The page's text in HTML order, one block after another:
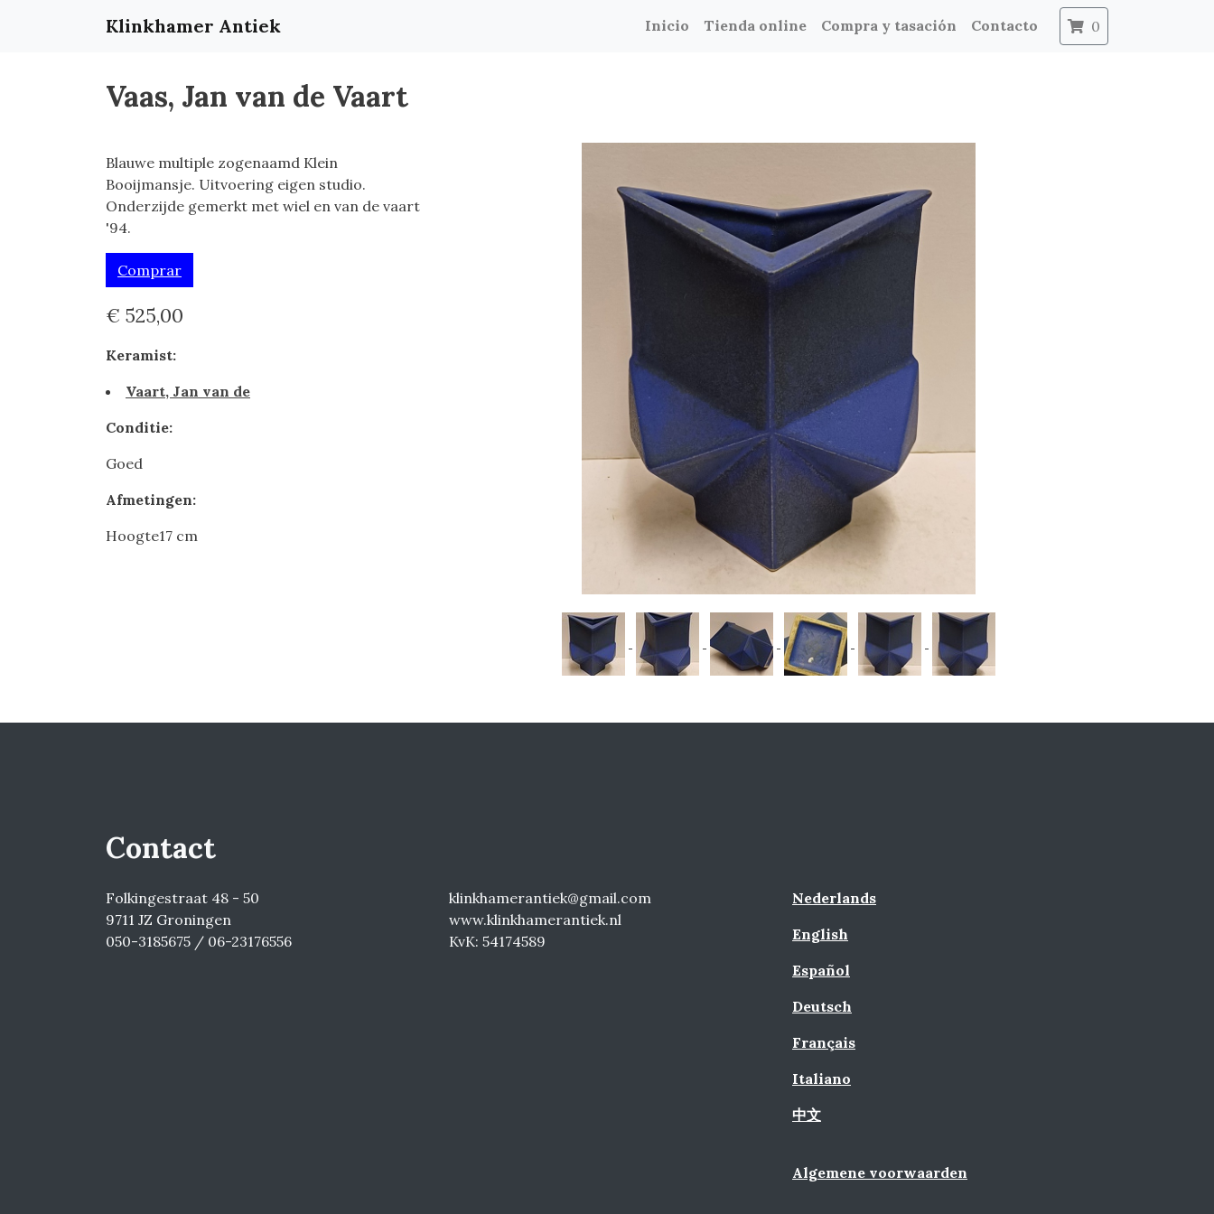
Klinkhamer Antiek Inicio Tienda online Compra y tasación Contacto 0
Vaas, Jan van de Vaart
Blauwe multiple zogenaamd Klein
Booijmansje. Uitvoering eigen studio.
Onderzijde gemerkt met wiel en van de vaart
'94.
Comprar
€ 525,00
Keramist:
Vaart, Jan van de
Conditie:
Goed
Afmetingen:
Hoogte17 cm
Contact
Folkingestraat 48 - 50
9711 JZ Groningen
050-3185675 / 06-23176556
klinkhamerantiek@gmail.com
www.klinkhamerantiek.nl
KvK: 54174589
Nederlands
English
Español
Deutsch
Français
Italiano
中文
Algemene voorwaarden